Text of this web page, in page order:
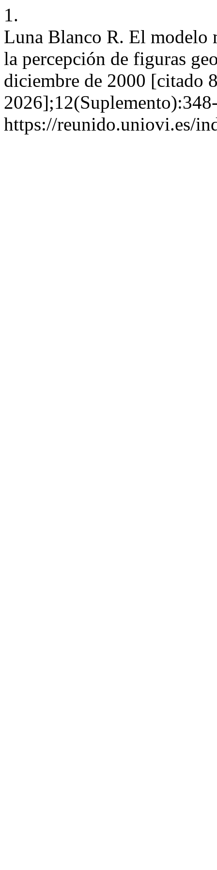
1.
Luna Blanco R. El modelo
la percepción de figuras
diciembre de 2000 [citado
https://reunido.uniovi.es/